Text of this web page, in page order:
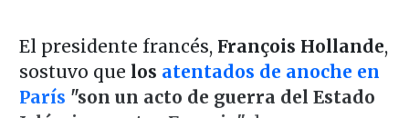
El presidente francés, François Hollande,
sostuvo que los atentados de anoche en
París "son un acto de guerra del Estado